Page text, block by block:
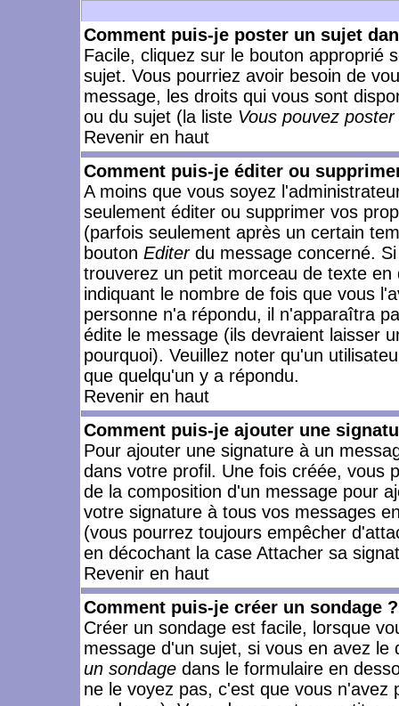
Comment puis-je poster un sujet
Facile, cliquez sur le bouton approprié
sujet. Vous pourriez avoir besoin de
message, les droits qui vous sont
ou du sujet (la liste Vous pouvez
Revenir en haut
Comment puis-je éditer ou
A moins que vous soyez
seulement éditer ou supprimer vos
(parfois seulement après un certain
bouton Editerdu message concerné.
trouverez un petit morceau de texte
indiquant le nombre de fois que vous
personne n'a répondu, il n'apparaîtra
édite le message (ils devraient laisser
pourquoi). Veuillez noter qu'un
que quelqu'un y a répondu.
Revenir en haut
Comment puis-je ajouter une
Pour ajouter une signature à un
dans votre profil. Une fois créée, vous
de la composition d'un message pour
votre signature à tous vos messages
(vous pourrez toujours empêcher
en décochant la case Attacher sa
Revenir en haut
Comment puis-je créer un sondage ?
Créer un sondage est facile, lorsque
message d'un sujet, si vous en avez
un sondage dans le formulaire en
ne le voyez pas, c'est que vous